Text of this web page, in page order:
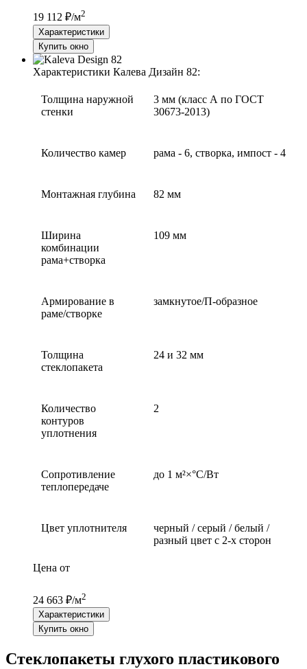
19 112 ₽/м2
Характеристики
Купить окно
Характеристики Калева Дизайн 82:
Толщина наружной
стенки
3 мм (класс А по ГОСТ
30673-2013)
Количество камер рама - 6, створка, импост - 4
Монтажная глубина 82 мм
Ширина
комбинации
рама+створка
109 мм
Армирование в
раме/створке
замкнутое/П-образное
Толщина
стеклопакета
24 и 32 мм
Количество
контуров
уплотнения
2
Сопротивление
теплопередаче
до 1 м²×°С/Вт
Цвет уплотнителя
черный / серый / белый /
разный цвет с 2-х сторон
Цена от
24 663 ₽/м2
Характеристики
Купить окно
Стеклопакеты глухого пластикового